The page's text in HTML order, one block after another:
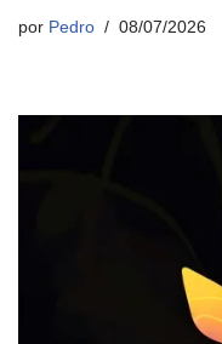
por Pedro 08/07/2026